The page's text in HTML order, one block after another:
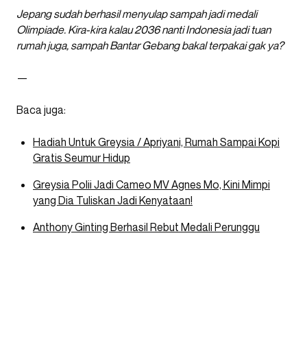
Jepang sudah berhasil menyulap sampah jadi medali
Olimpiade. Kira-kira kalau 2036 nanti Indonesia jadi tuan
rumah juga, sampah Bantar Gebang bakal terpakai gak ya?
—
Baca juga:
Hadiah Untuk Greysia / Apriyani, Rumah Sampai Kopi
Gratis Seumur Hidup
Greysia Polii Jadi Cameo MV Agnes Mo, Kini Mimpi
yang Dia Tuliskan Jadi Kenyataan!
Anthony Ginting Berhasil Rebut Medali Perunggu